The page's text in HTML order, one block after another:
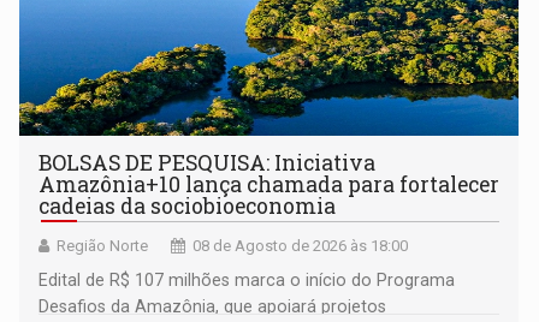
BOLSAS DE PESQUISA: Iniciativa
Amazônia+10 lança chamada para fortalecer
cadeias da sociobioeconomia
Região Norte 08 de Agosto de 2026 às 18:00
Edital de R$ 107 milhões marca o início do Programa
Desafios da Amazônia, que apoiará projetos